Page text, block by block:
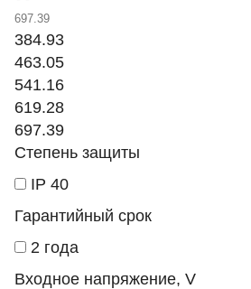
384.93
463.05
541.16
619.28
697.39
Степень защиты
IP 40
Гарантийный срок
2 года
Входное напряжение, V